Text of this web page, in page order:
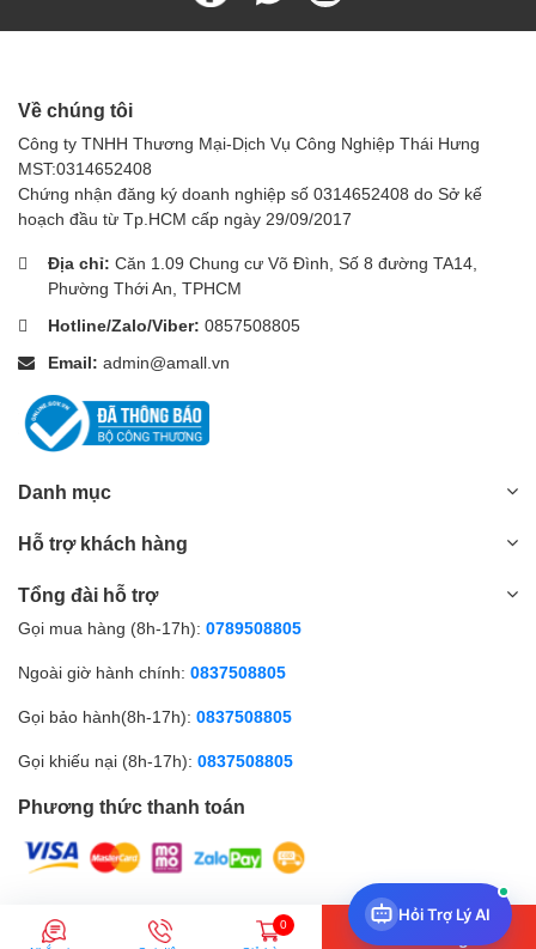
Về chúng tôi
Công ty TNHH Thương Mại-Dịch Vụ Công Nghiệp Thái Hưng
MST:0314652408
Chứng nhận đăng ký doanh nghiệp số 0314652408 do Sở kế
hoạch đầu từ Tp.HCM cấp ngày 29/09/2017
Địa chỉ: Căn 1.09 Chung cư Võ Đình, Số 8 đường TA14,
Phường Thới An, TPHCM
Hotline/Zalo/Viber: 0857508805
Email: admin@amall.vn
Danh mục
Hỗ trợ khách hàng
Tổng đài hỗ trợ
Gọi mua hàng (8h-17h): 0789508805
Ngoài giờ hành chính: 0837508805
Gọi bảo hành(8h-17h): 0837508805
Gọi khiếu nại (8h-17h): 0837508805
Phương thức thanh toán
© Bản quyền thuộc về Amall.vn |
Hỏi Trợ Lý AI
0
Thêm vào giỏ